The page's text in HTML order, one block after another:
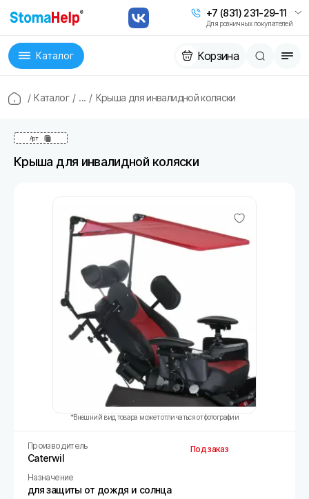
+7 (831) 231-29-11
Для розничных покупателей
Каталог Корзина
/ Каталог / ... / Крыша для инвалидной коляски
Арт
Крыша для инвалидной коляски
*Внешний вид товара может отличаться от фотографии
Производитель
Caterwil
Назначение
для защиты от дождя и солнца
Под заказ